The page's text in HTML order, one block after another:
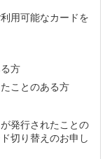
用可能なカードを
方
ことのある方
発行されたことの
切り替えのお申し